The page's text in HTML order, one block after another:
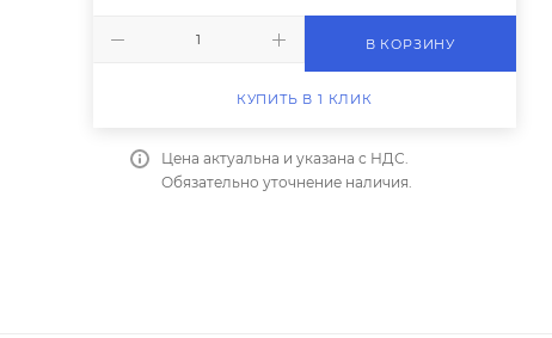
В КОРЗИНУ
КУПИТЬ В 1 КЛИК
Цена актуальна и указана с НДС.
Обязательно уточнение наличия.